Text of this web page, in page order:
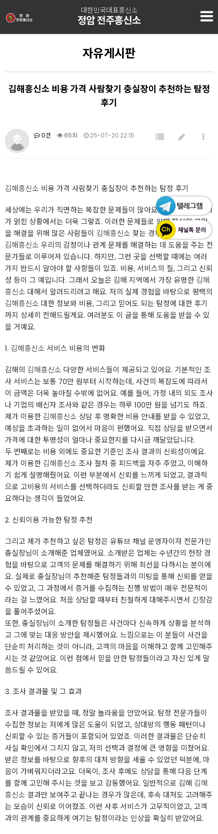
대한민국대표흥신소
정암 전주흥신소
자유게시판
김해흥신소 비용 가격 사람찾기 충실장이 추천하는 탐정
후기
0건 65회 25-07-20 22:15
김해흥신소 비용 가격 사람찾기 충실장이 추천하는 탐정 후기
세상에는 우리가 직면하는 복잡한 문제들이 많아요. 특히 사랑과 신뢰
가 얽힌 상황에서는 더욱 그렇죠. 이러한 문제들로 인해 자신의 고민
을 해결을 위해 많은 사람들이 김해흥신소 찾는 경우가 많아졌어요.
김해흥신소 우리의 감정이나 관계 문제를 해결하는 데 도움을 주는 전
문가들로 이루어져 있습니다. 하지만, 그런 곳을 선택할 때에는 여러
가지 반드시 알아야 할 사항들이 있죠. 비용, 서비스의 질, 그리고 신뢰
성 등이 그 예입니다. 그래서 오늘은 김해 지역에서 가장 유명한 김해
흥신소 대해서 알려드리려고 해요. 저의 실제 경험을 바탕으로 평택의
김해흥신소 대한 정보와 비용, 그리고 믿어도 되는 탐정에 대한 후기
까지 상세히 전해드릴게요. 여러분도 이 글을 통해 도움을 받을 수 있
을 거예요.
1. 김해흥신소 서비스 비용의 변화
김해의 김해흥신소 다양한 서비스들이 제공되고 있어요. 기본적인 조
사 서비스는 보통 70만 원부터 시작하는데, 사건의 복잡도에 따라서
이 금액은 더욱 높아질 수밖에 없어요. 예를 들어, 가정 내의 외도 조사
나 기업의 배신자 조사와 같은 경우는 하루 100만 원을 넘기도 하죠.
제가 이용한 김해흥신소 상담 후 명확한 비용 안내를 받을 수 있었고,
예상을 초과하는 일이 없어서 마음이 편했어요. 직접 상담을 받으면서
가격에 대한 투명성이 얼마나 중요한지를 다시금 깨달았답니다.
두 번째로는 비용 외에도 중요한 기준인 조사 결과의 신뢰성이에요.
제가 이용한 김해흥신소 조사 절차 중 피드백을 자주 주었고, 이해하
기 쉽게 설명해줬어요. 이런 부분에서 신뢰를 느끼게 되었고, 결과적
으로 고비용의 서비스를 선택하더라도 신뢰할 만한 조사를 받는 게 중
요하다는 생각이 들었어요.
2. 신뢰이용 가능한 탐정 추천
그리고 제가 추천하고 싶은 탐정은 유튜브 채널 운영자이자 전문가인
충실장님이 소개해준 업체였어요. 소개받은 업체는 수년간의 현장 경
험을 바탕으로 고객의 문제를 해결하기 위해 최선을 다하시는 분이에
요. 실제로 충실장님이 추천해준 탐정들과의 미팅을 통해 신뢰를 얻을
수 있었고, 그 과정에서 증거를 수집하는 진행 방법이 매우 전문적이
라는 걸 느꼈어요. 처음 상담할 때부터 친절하게 대해주시면서 긴장감
을 풀어주셨어요.
또한, 충실장님이 소개한 탐정들은 사건마다 신속하게 상황을 분석하
고 그에 맞는 대응 방안을 제시했어요. 느낌으로는 이 분들이 사건을
단순히 처리하는 것이 아니라, 고객의 마음을 이해하고 함께 고민해주
시는 것 같았어요. 이런 점에서 믿을 만한 탐정들이라고 자신 있게 말
씀드릴 수 있어요.
3. 조사 결과물 및 그 효과
조사 결과물을 받았을 때, 정말 놀라움을 안았어요. 탐정 전문가들이
수집한 정보는 저에게 많은 도움이 되었고, 상대방의 행동 패턴이나
신뢰할 수 있는 증거들이 포함되어 있었죠. 이러한 결과물은 단순히
사실 확인에서 그치지 않고, 저의 선택과 결정에 큰 영향을 미쳤어요.
받은 정보를 바탕으로 향후의 대처 방향을 세울 수 있었던 덕분에, 마
음이 가벼워지더라고요. 더욱이, 조사 후에도 상담을 통해 다음 단계
를 함께 고민해 주시는 것을 보고 감동했어요. 일반적으로 김해 김해
흥신소 결과만 보여주고 끝나는 경우가 많은데, 후속 대처도 고려해주
는 모습이 신뢰로 이어졌죠. 이런 사후 서비스가 고무적이었고, 고객
과의 관계를 중요하게 여기는 탐정이라는 인상을 확실히 받았어요.